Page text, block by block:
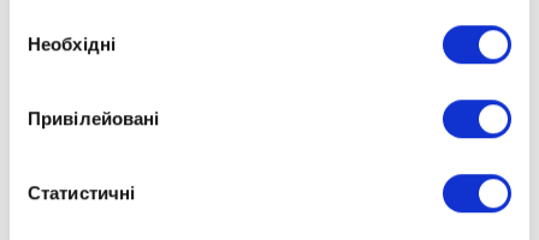
згоди
Необхідні
Привілейовані
Статистичні